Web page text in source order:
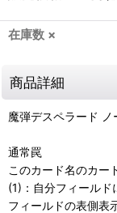
在庫数 ×
商品詳細
魔弾デスペラード
通常罠
このカード名のカー
(1)：自分フィールド
フィールドの表側表